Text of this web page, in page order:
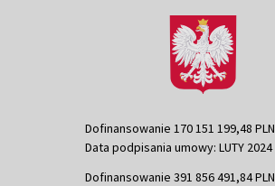
Dofinansowanie 170 151 199,48 PLN
Data podpisania umowy: LUTY 2024
Dofinansowanie 391 856 491,84 PLN